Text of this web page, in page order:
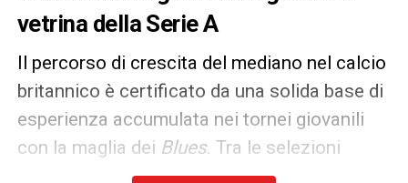
vetrina della Serie A
Il percorso di crescita del mediano nel calcio
britannico è certificato da una solida base di
esperienza accumulata nei tornei giovanili
con la maglia dei Blues. Tra le selezioni
Under 18 e Under 21 della compagine